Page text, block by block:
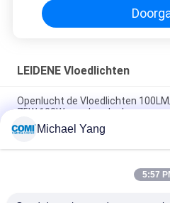
LEIDENE Vloedlichten
Openlucht de Vloedlichten
75W 100W voor Landschap
120W met U-vormige Steun
Geleide de Tuinschijnwerper RDM
Michael Yang
5:57